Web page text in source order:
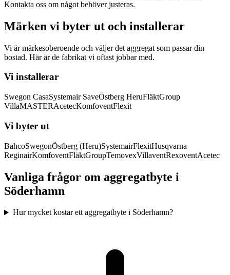
Kontakta oss om något behöver justeras.
Märken vi byter ut och installerar
Vi är märkesoberoende och väljer det aggregat som passar din
bostad. Här är de fabrikat vi oftast jobbar med.
Vi installerar
Swegon CasaSystemair SaveÖstberg HeruFläktGroup
VillaMASTERAcetecKomfoventFlexit
Vi byter ut
BahcoSwegonÖstberg (Heru)SystemairFlexitHusqvarna
ReginairKomfoventFläktGroupTemovexVillaventRexoventAcetec
Vanliga frågor om aggregatbyte i
Söderhamn
Hur mycket kostar ett aggregatbyte i Söderhamn?